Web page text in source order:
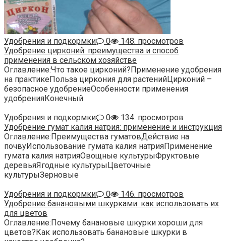
Удобрения и подкормки 0
148. просмотров
Удобрение цирконий: преимущества и способ
применения в сельском хозяйстве
Оглавление:Что такое цирконий?Применение удобрения
на практикеПольза циркония для растенийЦирконий –
безопасное удобрениеОсобенности применения
удобренияКонечный
Удобрения и подкормки
0
134. просмотров
Удобрение гумат калия натрия: применение и инструкция
Оглавление:Преимущества гуматовДействие на
почвуИспользование гумата калия натрияПрименение
гумата калия натрияОвощные культурыФруктовые
деревьяЯгодные культурыЦветочные
культурыЗерновые
Удобрения и подкормки
0
146. просмотров
Удобрение банановыми шкурками: как использовать их
для цветов
Оглавление:Почему банановые шкурки хороши для
цветов?Как использовать банановые шкурки в